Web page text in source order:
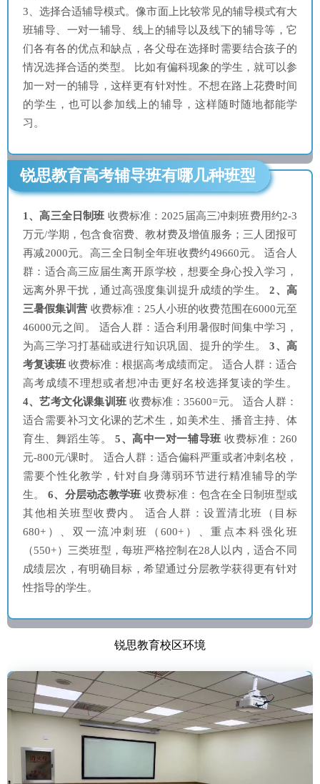
3、选择合适辅导模式。像市面上比较常见的辅导模式有大
班辅导、一对一辅导、线上的辅导以及线下的辅导等，它
们各有各的优点和缺点，各父母在选择时需要结合孩子的
情况选择合适的类型。 比如有偏科现象的学生，就可以参
加一对一的辅导，这样更有针对性。不想在路上花费时间
的学生，也可以参加线上的辅导，这样随时随地都能学
习。
锐思教育高考辅导班有哪几种班型
1、高三全日制班 收费标准：2025届高三冲刺班费用约2-3
万元/学期，包含食宿费、教材费及增值服务；三人团报可
再减2000元。高三全日制全年班收费约49660元。 适合人
群：适合高三应届生离开原学校，想要全身心投入学习，
远离外界干扰，通过高强度集训提升成绩的学生。2、高
三暑假集训营 收费标准：25人小班的收费范围在6000元至
46000元之间。 适合人群：适合利用暑假时间集中学习，
为高三学习打基础或进行知识巩固、提升的学生。3、高
考复读班 收费标准：根据高考成绩而定。 适合人群：适合
高考成绩不理想或者想冲击更好名校选择复读的学生。
4、艺考文化课集训班 收费标准：35600=元。 适合人群：
适合需要补习文化课的艺术生，如美术生、播音主持、体
育生、舞蹈生等。5、高中一对一辅导班 收费标准：260
元-800元/课时。 适合人群：适合偏科严重或者冲刺名校，
需要个性化教学，针对自身薄弱环节进行精准辅导的学
生。 6、分层动态教学班 收费标准：包含在全日制班型或
其他相关班型收费内。 适合人群：设置清北班（目标
680+）、双一流冲刺班（600+）、重点本科强化班
（550+）三类班型，每班严格控制在28人以内，适合不同
成绩层次，有明确目标，希望通过分层教学获得更有针对
性指导的学生。
锐思教育校区环境